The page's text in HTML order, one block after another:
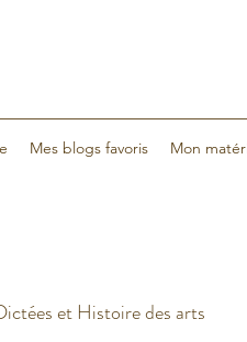
Mes blogs favoris Mon
et Histoire des arts